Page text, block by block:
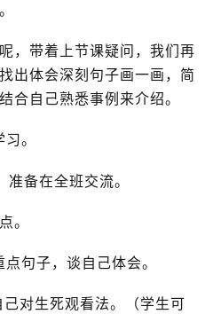
，带着上节课疑问，我们再
出体会深刻句子画一画，简
合自己熟悉事例来介绍。
。
备在全班交流。
。
句子，谈自己体会。
对生死观看法。（学生可